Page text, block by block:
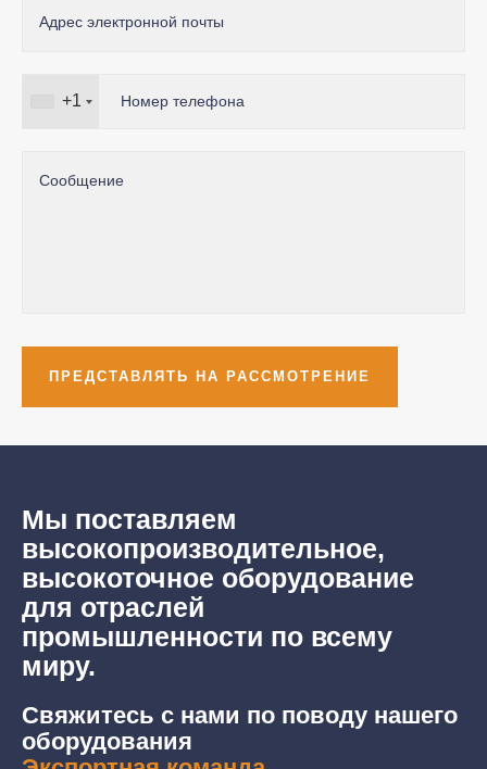
+1
Мы поставляем
высокопроизводительное,
высокоточное оборудование
для отраслей
промышленности по всему
миру.
Свяжитесь с нами по поводу нашего
оборудования